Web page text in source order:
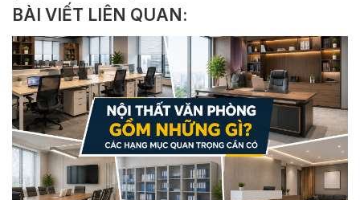
BÀI VIẾT LIÊN QUAN: